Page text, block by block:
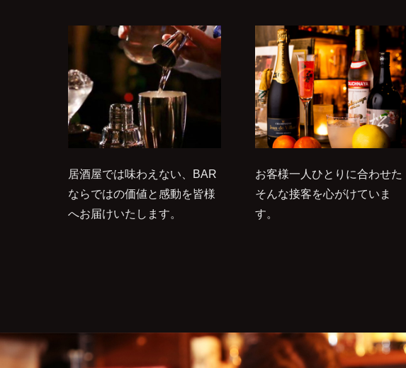
居酒屋では味わえない、BAR
ならではの価値と感動を皆様
へお届けいたします。
お客様一人ひとりに合わせた
そんな接客を心がけていま
す。